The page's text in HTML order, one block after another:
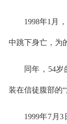
1998年1月
中跳下身亡，为
同年，54
装在信徒腹部的
1999年7月